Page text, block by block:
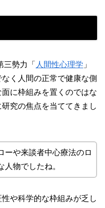
勢力「 人間性心理学 」
く人間の正常で健康な側
に枠組みを置くのではな
究の焦点を当ててきまし
ーや来談者中心療法のロ
人物でしたね。
や科学的な枠組みが乏し